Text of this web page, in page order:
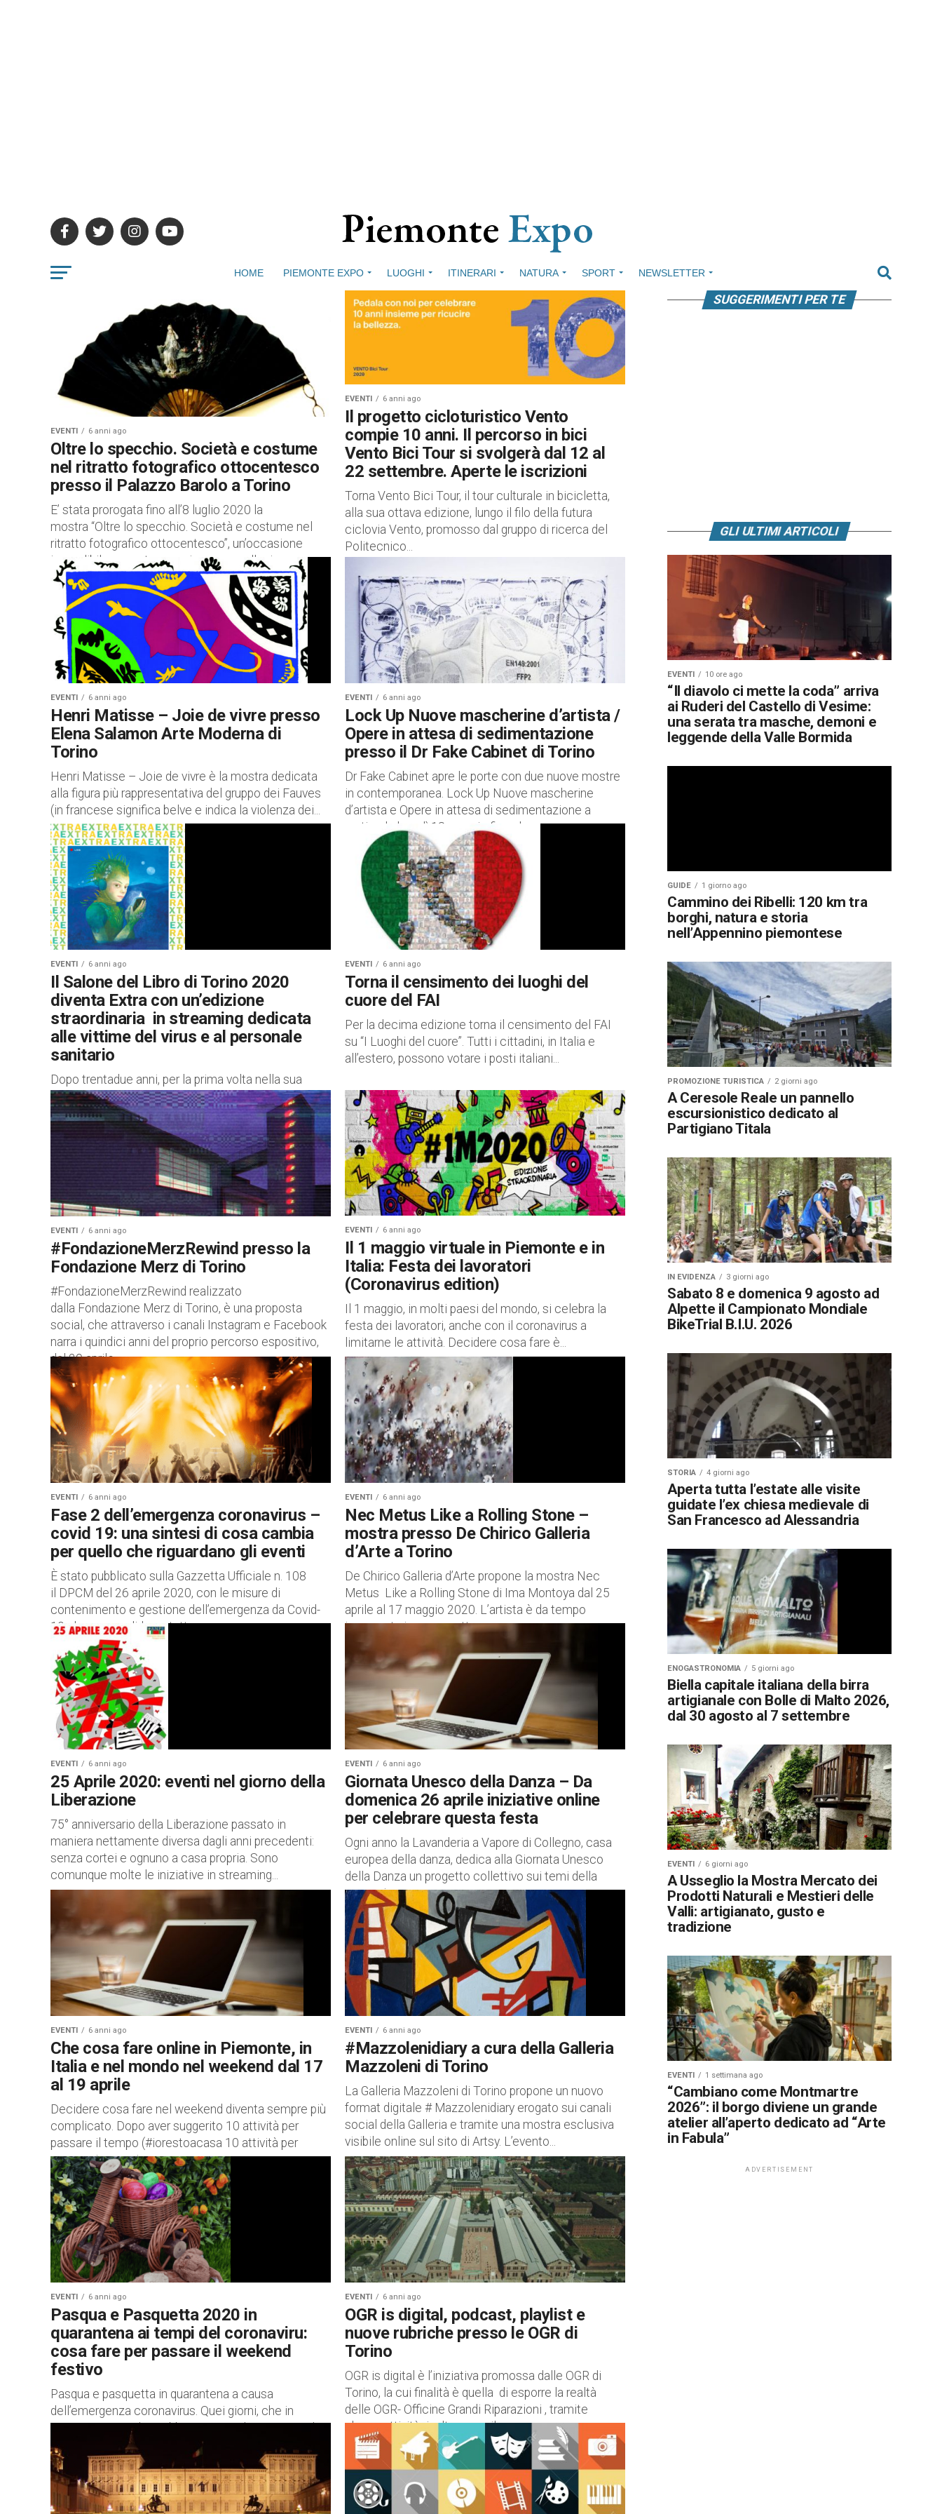
HOME PIEMONTE EXPO LUOGHI ITINERARI NATURA SPORT NEWSLETTER
EVENTI 6 anni ago
Oltre lo specchio. Società e costume
nel ritratto fotografico ottocentesco
presso il Palazzo Barolo a Torino
E’ stata prorogata fino all’8 luglio 2020 la
mostra “Oltre lo specchio. Società e costume nel
ritratto fotografico ottocentesco”, un’occasione
imperdibile per poter ammirare una collezione
fotografica che...
EVENTI 6 anni ago
Il progetto cicloturistico Vento
compie 10 anni. Il percorso in bici
Vento Bici Tour si svolgerà dal 12 al
22 settembre. Aperte le iscrizioni
Torna Vento Bici Tour, il tour culturale in bicicletta,
alla sua ottava edizione, lungo il filo della futura
ciclovia Vento, promosso dal gruppo di ricerca del
Politecnico...
EVENTI 6 anni ago
Henri Matisse – Joie de vivre presso
Elena Salamon Arte Moderna di
Torino
Henri Matisse – Joie de vivre è la mostra dedicata
alla figura più rappresentativa del gruppo dei Fauves
(in francese significa belve e indica la violenza dei...
EVENTI 6 anni ago
Lock Up Nuove mascherine d’artista /
Opere in attesa di sedimentazione
presso il Dr Fake Cabinet di Torino
Dr Fake Cabinet apre le porte con due nuove mostre
in contemporanea. Lock Up Nuove mascherine
d’artista e Opere in attesa di sedimentazione a
partire da lunedì 18 maggio fino al...
EVENTI 6 anni ago
Il Salone del Libro di Torino 2020
diventa Extra con un’edizione
straordinaria in streaming dedicata
alle vittime del virus e al personale
sanitario
Dopo trentadue anni, per la prima volta nella sua
storia, il Salone Internazionale del Libro di Torino, non
si potrà svolgere a maggio, nella sua forma...
EVENTI 6 anni ago
Torna il censimento dei luoghi del
cuore del FAI
Per la decima edizione torna il censimento del FAI
su “I Luoghi del cuore”. Tutti i cittadini, in Italia e
all’estero, possono votare i posti italiani...
EVENTI 6 anni ago
#FondazioneMerzRewind presso la
Fondazione Merz di Torino
#FondazioneMerzRewind realizzato
dalla Fondazione Merz di Torino, è una proposta
social, che attraverso i canali Instagram e Facebook
narra i quindici anni del proprio percorso espositivo,
dal 29 aprile...
EVENTI 6 anni ago
Il 1 maggio virtuale in Piemonte e in
Italia: Festa dei lavoratori
(Coronavirus edition)
Il 1 maggio, in molti paesi del mondo, si celebra la
festa dei lavoratori, anche con il coronavirus a
limitarne le attività. Decidere cosa fare è...
EVENTI 6 anni ago
Fase 2 dell’emergenza coronavirus –
covid 19: una sintesi di cosa cambia
per quello che riguardano gli eventi
È stato pubblicato sulla Gazzetta Ufficiale n. 108
il DPCM del 26 aprile 2020, con le misure di
contenimento e gestione dell’emergenza da Covid-
19 che sono valide su tutto...
EVENTI 6 anni ago
Nec Metus Like a Rolling Stone –
mostra presso De Chirico Galleria
d’Arte a Torino
De Chirico Galleria d’Arte propone la mostra Nec
Metus Like a Rolling Stone di Ima Montoya dal 25
aprile al 17 maggio 2020. L’artista è da tempo
impegnata in un progetto...
EVENTI 6 anni ago
25 Aprile 2020: eventi nel giorno della
Liberazione
75° anniversario della Liberazione passato in
maniera nettamente diversa dagli anni precedenti:
senza cortei e ognuno a casa propria. Sono
comunque molte le iniziative in streaming...
EVENTI 6 anni ago
Giornata Unesco della Danza – Da
domenica 26 aprile iniziative online
per celebrare questa festa
Ogni anno la Lavanderia a Vapore di Collegno, casa
europea della danza, dedica alla Giornata Unesco
della Danza un progetto collettivo sui temi della
memoria e...
EVENTI 6 anni ago
Che cosa fare online in Piemonte, in
Italia e nel mondo nel weekend dal 17
al 19 aprile
Decidere cosa fare nel weekend diventa sempre più
complicato. Dopo aver suggerito 10 attività per
passare il tempo (#iorestoacasa 10 attività per
passare in casa in...
EVENTI 6 anni ago
#Mazzolenidiary a cura della Galleria
Mazzoleni di Torino
La Galleria Mazzoleni di Torino propone un nuovo
format digitale # Mazzolenidiary erogato sui canali
social della Galleria e tramite una mostra esclusiva
visibile online sul sito di Artsy. L’evento...
EVENTI 6 anni ago
Pasqua e Pasquetta 2020 in
quarantena ai tempi del coronaviru:
cosa fare per passare il weekend
festivo
Pasqua e pasquetta in quarantena a causa
dell’emergenza coronavirus. Quei giorni, che in
situazioni normali avrebbero portato le persone ad
uscire per godere del sole primaverile,...
EVENTI 6 anni ago
OGR is digital, podcast, playlist e
nuove rubriche presso le OGR di
Torino
OGR is digital è l’iniziativa promossa dalle OGR di
Torino, la cui finalità è quella di esporre la realtà
delle OGR- Officine Grandi Riparazioni , tramite
alcune attività rivolte verso il...
SUGGERIMENTI PER TE
GLI ULTIMI ARTICOLI
EVENTI 10 ore ago
“Il diavolo ci mette la coda” arriva
ai Ruderi del Castello di Vesime:
una serata tra masche, demoni e
leggende della Valle Bormida
GUIDE 1 giorno ago
Cammino dei Ribelli: 120 km tra
borghi, natura e storia
nell’Appennino piemontese
PROMOZIONE TURISTICA 2 giorni ago
A Ceresole Reale un pannello
escursionistico dedicato al
Partigiano Titala
IN EVIDENZA 3 giorni ago
Sabato 8 e domenica 9 agosto ad
Alpette il Campionato Mondiale
BikeTrial B.I.U. 2026
STORIA 4 giorni ago
Aperta tutta l’estate alle visite
guidate l’ex chiesa medievale di
San Francesco ad Alessandria
ENOGASTRONOMIA 5 giorni ago
Biella capitale italiana della birra
artigianale con Bolle di Malto 2026,
dal 30 agosto al 7 settembre
EVENTI 6 giorni ago
A Usseglio la Mostra Mercato dei
Prodotti Naturali e Mestieri delle
Valli: artigianato, gusto e
tradizione
EVENTI 1 settimana ago
“Cambiano come Montmartre
2026”: il borgo diviene un grande
atelier all’aperto dedicato ad “Arte
in Fabula”
ADVERTISEMENT